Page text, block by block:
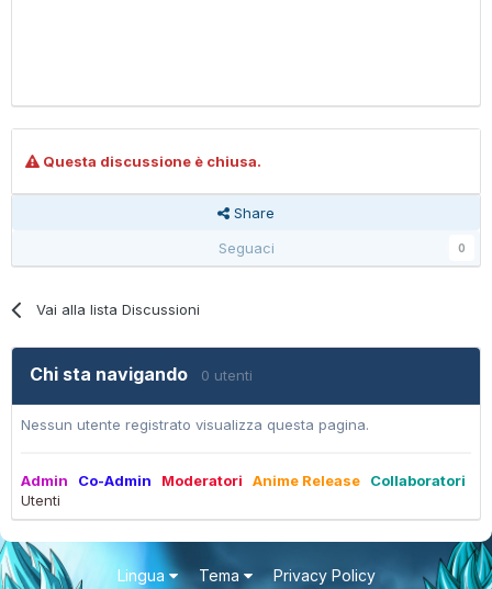
Questa discussione è chiusa.
Share
Seguaci
0
Vai alla lista Discussioni
Chi sta navigando 0 utenti
Nessun utente registrato visualizza questa pagina.
Admin Co-Admin Moderatori Anime Release
Collaboratori
Utenti
Lingua Tema Privacy Policy